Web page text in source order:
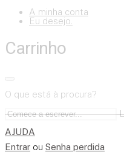
A minha conta
Eu desejo.
Carrinho
O que está à procura?
AJUDA
Entrar ou Senha perdida